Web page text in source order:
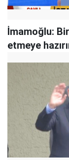
İmamoğlu:
etmeye